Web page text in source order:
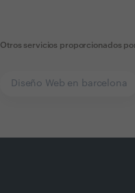
Otros servicios proporcionados
Diseño Web en barcelona